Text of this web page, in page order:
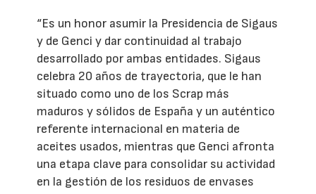
“Es un honor asumir la Presidencia de Sigaus
y de Genci y dar continuidad al trabajo
desarrollado por ambas entidades. Sigaus
celebra 20 años de trayectoria, que le han
situado como uno de los Scrap más
maduros y sólidos de España y un auténtico
referente internacional en materia de
aceites usados, mientras que Genci afronta
una etapa clave para consolidar su actividad
en la gestión de los residuos de envases